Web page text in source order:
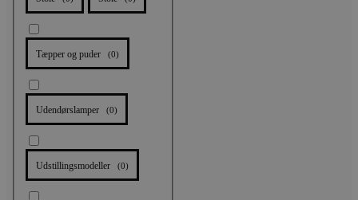
Tæpper og puder (0)
Udendørslamper (0)
Udstillingsmodeller (0)